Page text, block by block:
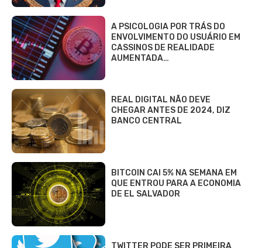
A PSICOLOGIA POR TRÁS DO
ENVOLVIMENTO DO USUÁRIO EM
CASSINOS DE REALIDADE
AUMENTADA…
REAL DIGITAL NÃO DEVE
CHEGAR ANTES DE 2024, DIZ
BANCO CENTRAL
BITCOIN CAI 5% NA SEMANA EM
QUE ENTROU PARA A ECONOMIA
DE EL SALVADOR
TWITTER PODE SER PRIMEIRA